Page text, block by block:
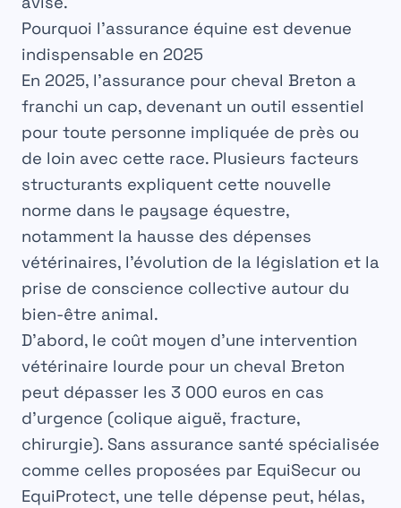
Pourquoi l’assurance équine est devenue
indispensable en 2025
En 2025, l’assurance pour cheval Breton a
franchi un cap, devenant un outil essentiel
pour toute personne impliquée de près ou
de loin avec cette race. Plusieurs facteurs
structurants expliquent cette nouvelle
norme dans le paysage équestre,
notamment la hausse des dépenses
vétérinaires, l’évolution de la législation et la
prise de conscience collective autour du
bien-être animal.
D’abord, le coût moyen d’une intervention
vétérinaire lourde pour un cheval Breton
peut dépasser les 3 000 euros en cas
d’urgence (colique aiguë, fracture,
chirurgie). Sans assurance santé spécialisée
comme celles proposées par EquiSecur ou
EquiProtect, une telle dépense peut, hélas,